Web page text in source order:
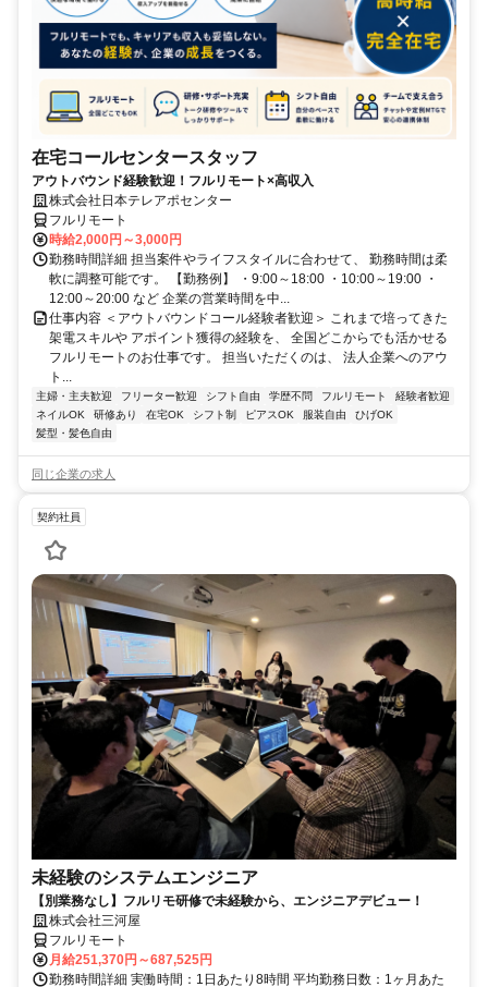
在宅コールセンタースタッフ
アウトバウンド経験歓迎！フルリモート×高収入
株式会社日本テレアポセンター
フルリモート
時給2,000円～3,000円
勤務時間詳細 担当案件やライフスタイルに合わせて、 勤務時間は柔
軟に調整可能です。 【勤務例】 ・9:00～18:00 ・10:00～19:00 ・
12:00～20:00 など 企業の営業時間を中...
仕事内容 ＜アウトバウンドコール経験者歓迎＞ これまで培ってきた
架電スキルや アポイント獲得の経験を、 全国どこからでも活かせる
フルリモートのお仕事です。 担当いただくのは、 法人企業へのアウ
ト...
主婦・主夫歓迎 フリーター歓迎 シフト自由 学歴不問 フルリモート
経験者歓迎
ネイルOK
研修あり 在宅OK シフト制 ピアスOK 服装自由
ひげOK
髪型・髪色自由
同じ企業の求人
契約社員
未経験のシステムエンジニア
【別業務なし】フルリモ研修で未経験から、エンジニアデビュー！
株式会社三河屋
フルリモート
月給251,370円～687,525円
勤務時間詳細 実働時間：1日あたり8時間 平均勤務日数：1ヶ月あた